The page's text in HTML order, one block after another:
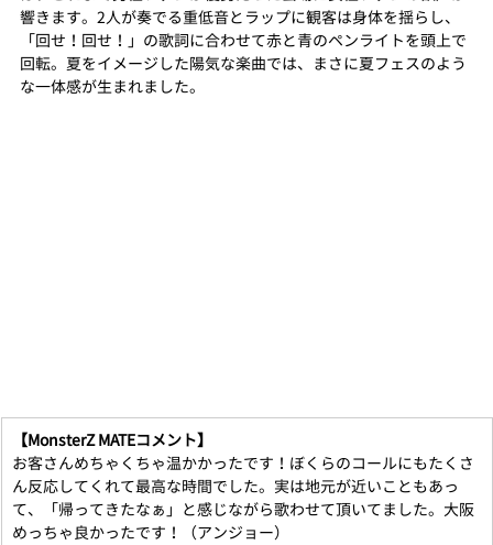
響きます。2人が奏でる重低音とラップに観客は身体を揺らし、
「回せ！回せ！」の歌詞に合わせて赤と青のペンライトを頭上で
回転。夏をイメージした陽気な楽曲では、まさに夏フェスのよう
な一体感が生まれました。
【MonsterZ MATEコメント】
お客さんめちゃくちゃ温かかったです！ぼくらのコールにもたくさ
ん反応してくれて最高な時間でした。実は地元が近いこともあっ
て、「帰ってきたなぁ」と感じながら歌わせて頂いてました。大阪
めっちゃ良かったです！（アンジョー）